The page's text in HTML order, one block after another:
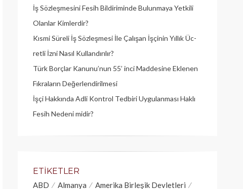
İş Sözleşmesini Fesih Bildiriminde Bulunmaya Yetkili
Olanlar Kimlerdir?
Kısmi Süreli İş Sözleşmesi İle Çalışan İşçinin Yıllık Üc­
retli İzni Nasıl Kullandırılır?
Türk Borçlar Kanunu’nun 55’ inci Maddesine Eklenen
Fıkraların Değerlendirilmesi
İşçi Hakkında Adli Kontrol Tedbiri Uygulanması Haklı
Fesih Nedeni midir?
ETIKETLER
ABD Almanya
Amerika Birleşik Devletleri